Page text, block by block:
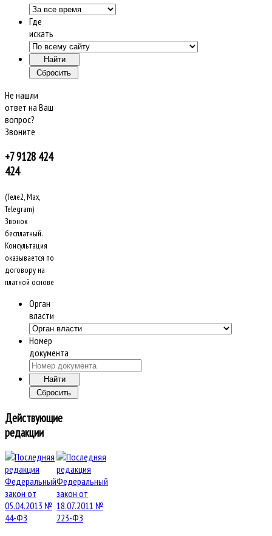
Где
искать
Не нашли
ответ на Ваш
вопрос?
Звоните
+7 9128 424
424
(Теле2, Max,
Telegram)
Звонок
бесплатный.
Консультация
оказывается по
договору на
платной основе
Орган
власти
Номер
документа
Действующие
редакции